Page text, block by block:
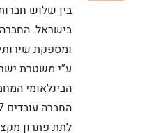
בין שלוש
בישראל.
ומספקת
ע”י משטרת
לתת פתרון